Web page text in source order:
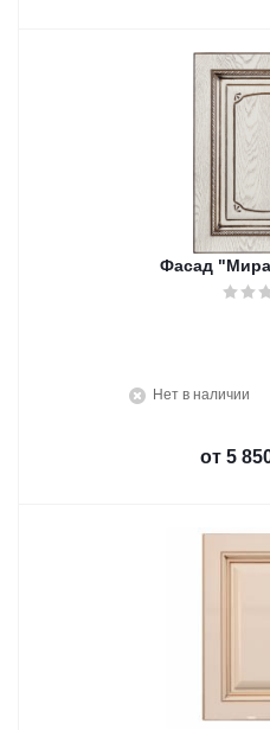
Фасад
Нет в наличии
от 5